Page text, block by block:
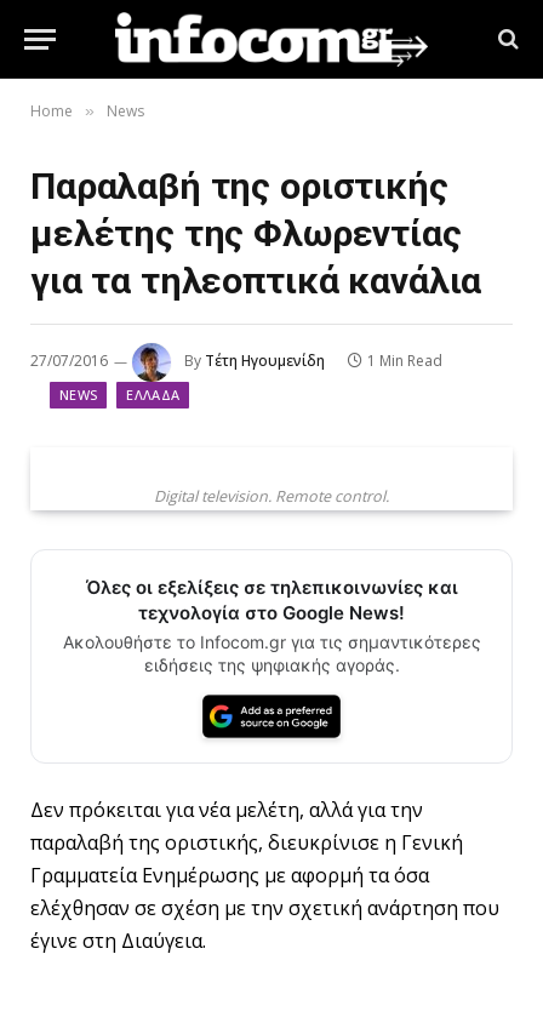
Home » News
Παραλαβή της οριστικής
μελέτης της Φλωρεντίας
για τα τηλεοπτικά κανάλια
27/07/2016 By Τέτη Ηγουμενίδη 1 Min Read
NEWS ΕΛΛΆΔΑ
Digital television. Remote control.
Όλες οι εξελίξεις σε τηλεπικοινωνίες και
τεχνολογία στο Google News!
Ακολουθήστε το Infocom.gr για τις σημαντικότερες
ειδήσεις της ψηφιακής αγοράς.
Δεν πρόκειται για νέα μελέτη, αλλά για την
παραλαβή της οριστικής, διευκρίνισε η Γενική
Γραμματεία Ενημέρωσης με αφορμή τα όσα
ελέχθησαν σε σχέση με την σχετική ανάρτηση που
έγινε στη Διαύγεια.